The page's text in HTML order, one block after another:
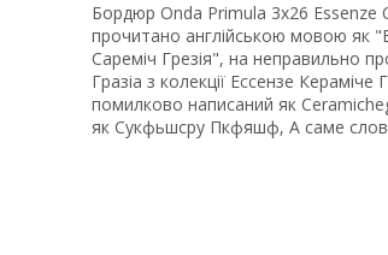
Бордюр Onda Primula 3x26 Essenze
прочитано англійською мовою як
Сареміч Грезія", на неправильно
Гразіа з колекції Ессензе
помилково написаний як
як Сукфьшсру Пкфяшф, А саме